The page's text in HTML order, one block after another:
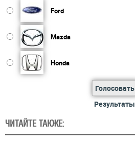
Ford
Mazda
Honda
Голосовать
Результаты
ЧИТАЙТЕ ТАКЖЕ: